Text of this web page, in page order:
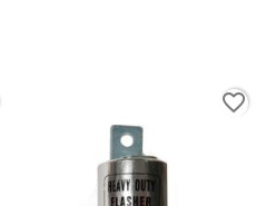
favorite_border